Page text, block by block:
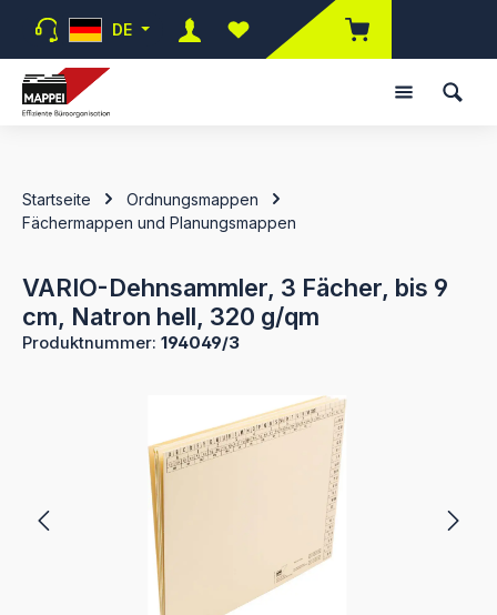
Zum Hauptinhalt springen
DE
Du hast 0 Produkte auf dem
Startseite
Ordnungsmappen
Fächermappen und Planungsmappen
VARIO-Dehnsammler, 3 Fächer, bis 9
cm, Natron hell, 320 g/qm
Produktnummer: 194049/3